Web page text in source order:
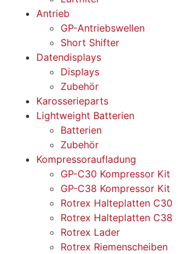
Antrieb
GP-Antriebswellen
Short Shifter
Datendisplays
Displays
Zubehör
Karosserieparts
Lightweight Batterien
Batterien
Zubehör
Kompressoraufladung
GP-C30 Kompressor Kit
GP-C38 Kompressor Kit
Rotrex Halteplatten C30
Rotrex Halteplatten C38
Rotrex Lader
Rotrex Riemenscheiben